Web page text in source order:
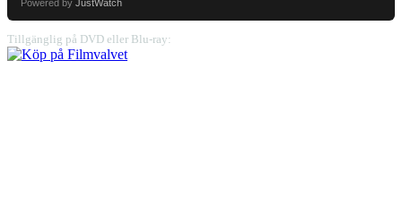
Powered by JustWatch
Tillgänglig på DVD eller Blu-ray: